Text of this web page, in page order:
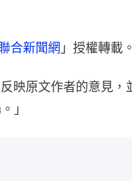
合新聞網 」授權轉載
反映原文作者的意見
」